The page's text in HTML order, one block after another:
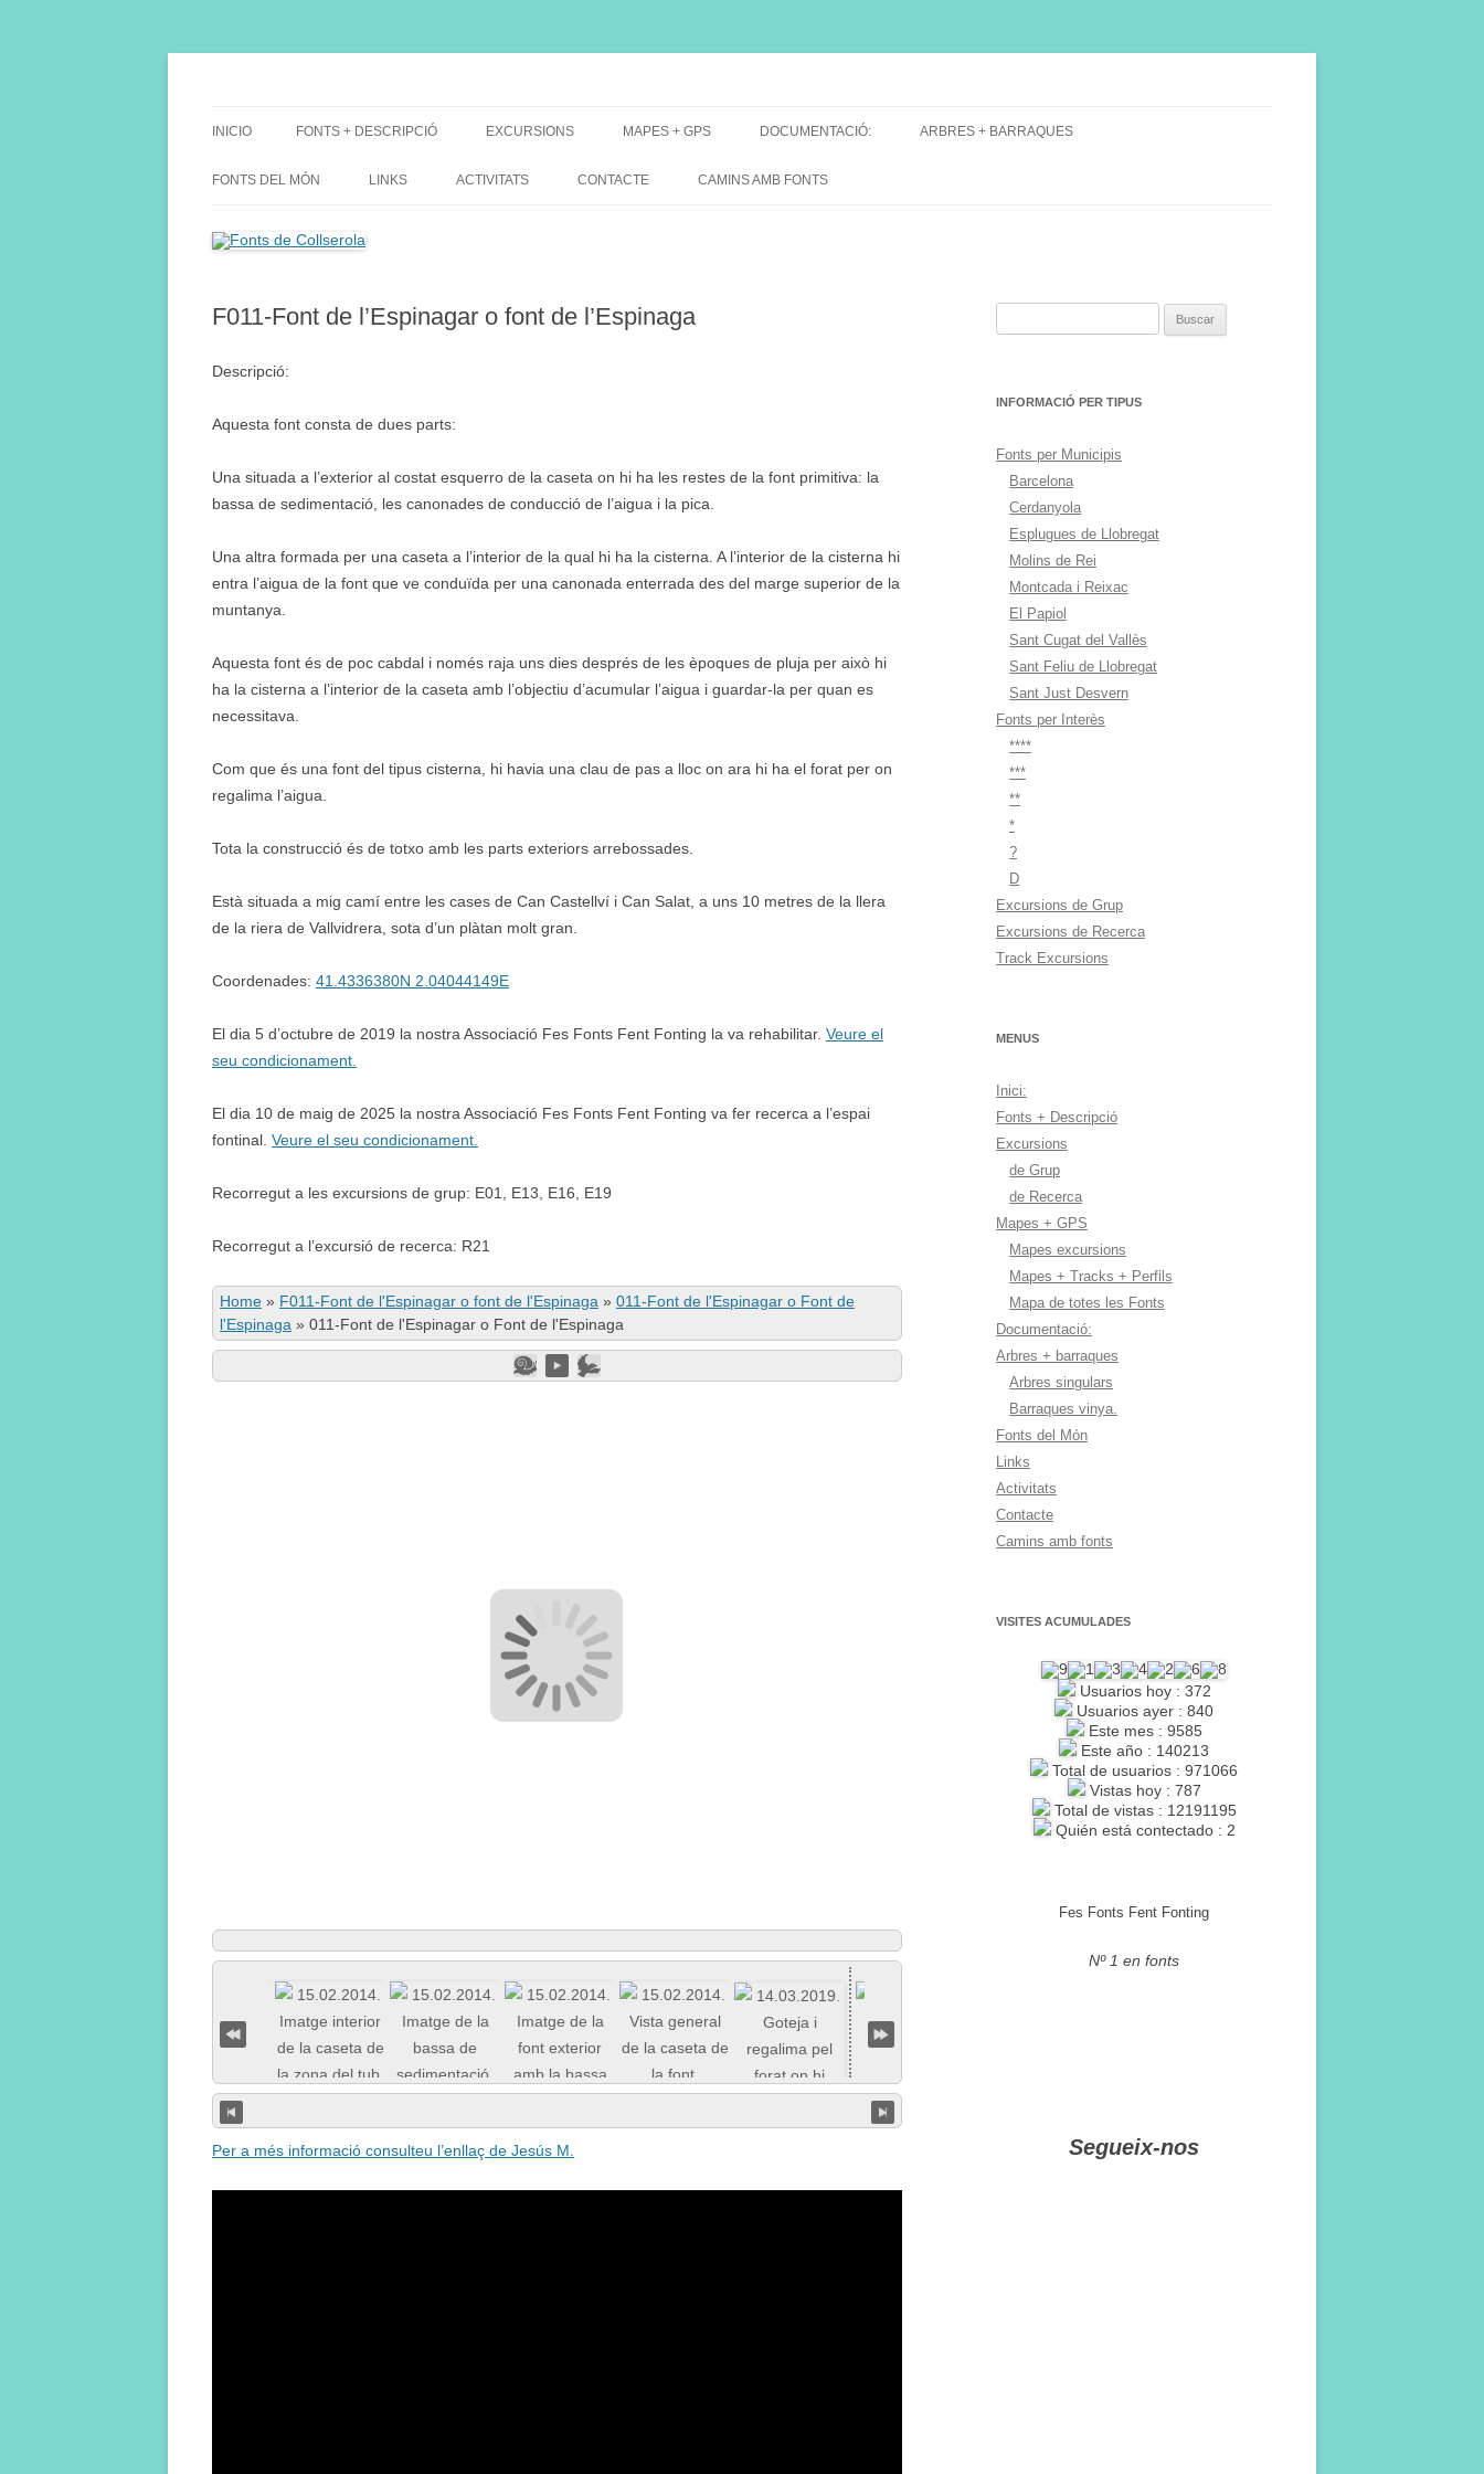
INICIO FONTS + DESCRIPCIÓ EXCURSIONS
DE GRUP
MAPES + GPS
MAPES EXCURSIONS
DOCUMENTACIÓ: ARBRES + BARRAQUES
FONTS DEL MÓN LINKS ACTIVITATS CONTACTE CAMINS AMB FONTS
F011-Font de l’Espinagar o font de l’Espinaga
Descripció:
Aquesta font consta de dues parts:
Una situada a l’exterior al costat esquerro de la caseta on hi ha les restes de la font primitiva: la
bassa de sedimentació, les canonades de conducció de l’aigua i la pica.
Una altra formada per una caseta a l’interior de la qual hi ha la cisterna. A l’interior de la cisterna hi
entra l’aigua de la font que ve conduïda per una canonada enterrada des del marge superior de la
muntanya.
Aquesta font és de poc cabdal i només raja uns dies després de les èpoques de pluja per això hi
ha la cisterna a l’interior de la caseta amb l’objectiu d’acumular l’aigua i guardar-la per quan es
necessitava.
Com que és una font del tipus cisterna, hi havia una clau de pas a lloc on ara hi ha el forat per on
regalima l’aigua.
Tota la construcció és de totxo amb les parts exteriors arrebossades.
Està situada a mig camí entre les cases de Can Castellví i Can Salat, a uns 10 metres de la llera
de la riera de Vallvidrera, sota d’un plàtan molt gran.
Coordenades: 41.4336380N 2.04044149E
El dia 5 d’octubre de 2019 la nostra Associació Fes Fonts Fent Fonting la va rehabilitar. Veure el
seu condicionament.
El dia 10 de maig de 2025 la nostra Associació Fes Fonts Fent Fonting va fer recerca a l’espai
fontinal. Veure el seu condicionament.
Recorregut a les excursions de grup: E01, E13, E16, E19
Recorregut a l’excursió de recerca: R21
Home » F011-Font de l'Espinagar o font de l'Espinaga » 011-Font de l'Espinagar o Font de
l'Espinaga » 011-Font de l'Espinagar o Font de l'Espinaga
Per a més informació consulteu l’enllaç de Jesús M.
INFORMACIÓ PER TIPUS
Fonts per Municipis
Barcelona
Cerdanyola
Esplugues de Llobregat
Molins de Rei
Montcada i Reixac
El Papiol
Sant Cugat del Vallès
Sant Feliu de Llobregat
Sant Just Desvern
Fonts per Interès
****
***
**
*
?
D
Excursions de Grup
Excursions de Recerca
Track Excursions
MENUS
Inici:
Fonts + Descripció
Excursions
de Grup
de Recerca
Mapes + GPS
Mapes excursions
Mapes + Tracks + Perfils
Mapa de totes les Fonts
Documentació:
Arbres + barraques
Arbres singulars
Barraques vinya.
Fonts del Món
Links
Activitats
Contacte
Camins amb fonts
VISITES ACUMULADES
Usuarios hoy : 372
Usuarios ayer : 840
Este mes : 9585
Este año : 140213
Total de usuarios : 971066
Vistas hoy : 787
Total de vistas : 12191195
Quién está contectado : 2
Fes Fonts Fent Fonting
Nº 1 en fonts
Segueix-nos